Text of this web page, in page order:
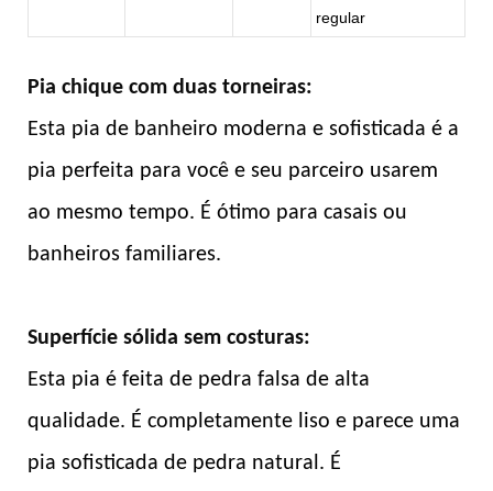
regular
Pia chique com duas torneiras:
Esta pia de banheiro moderna e sofisticada é a
pia perfeita para você e seu parceiro usarem
ao mesmo tempo. É ótimo para casais ou
banheiros familiares.
Superfície sólida sem costuras:
Esta pia é feita de pedra falsa de alta
qualidade. É completamente liso e parece uma
pia sofisticada de pedra natural. É